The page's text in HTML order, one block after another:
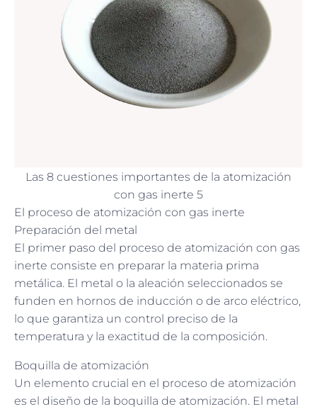
Las 8 cuestiones importantes de la atomización
con gas inerte 5
El proceso de atomización con gas inerte
Preparación del metal
El primer paso del proceso de atomización con gas
inerte consiste en preparar la materia prima
metálica. El metal o la aleación seleccionados se
funden en hornos de inducción o de arco eléctrico,
lo que garantiza un control preciso de la
temperatura y la exactitud de la composición.
Boquilla de atomización
Un elemento crucial en el proceso de atomización
es el diseño de la boquilla de atomización. El metal